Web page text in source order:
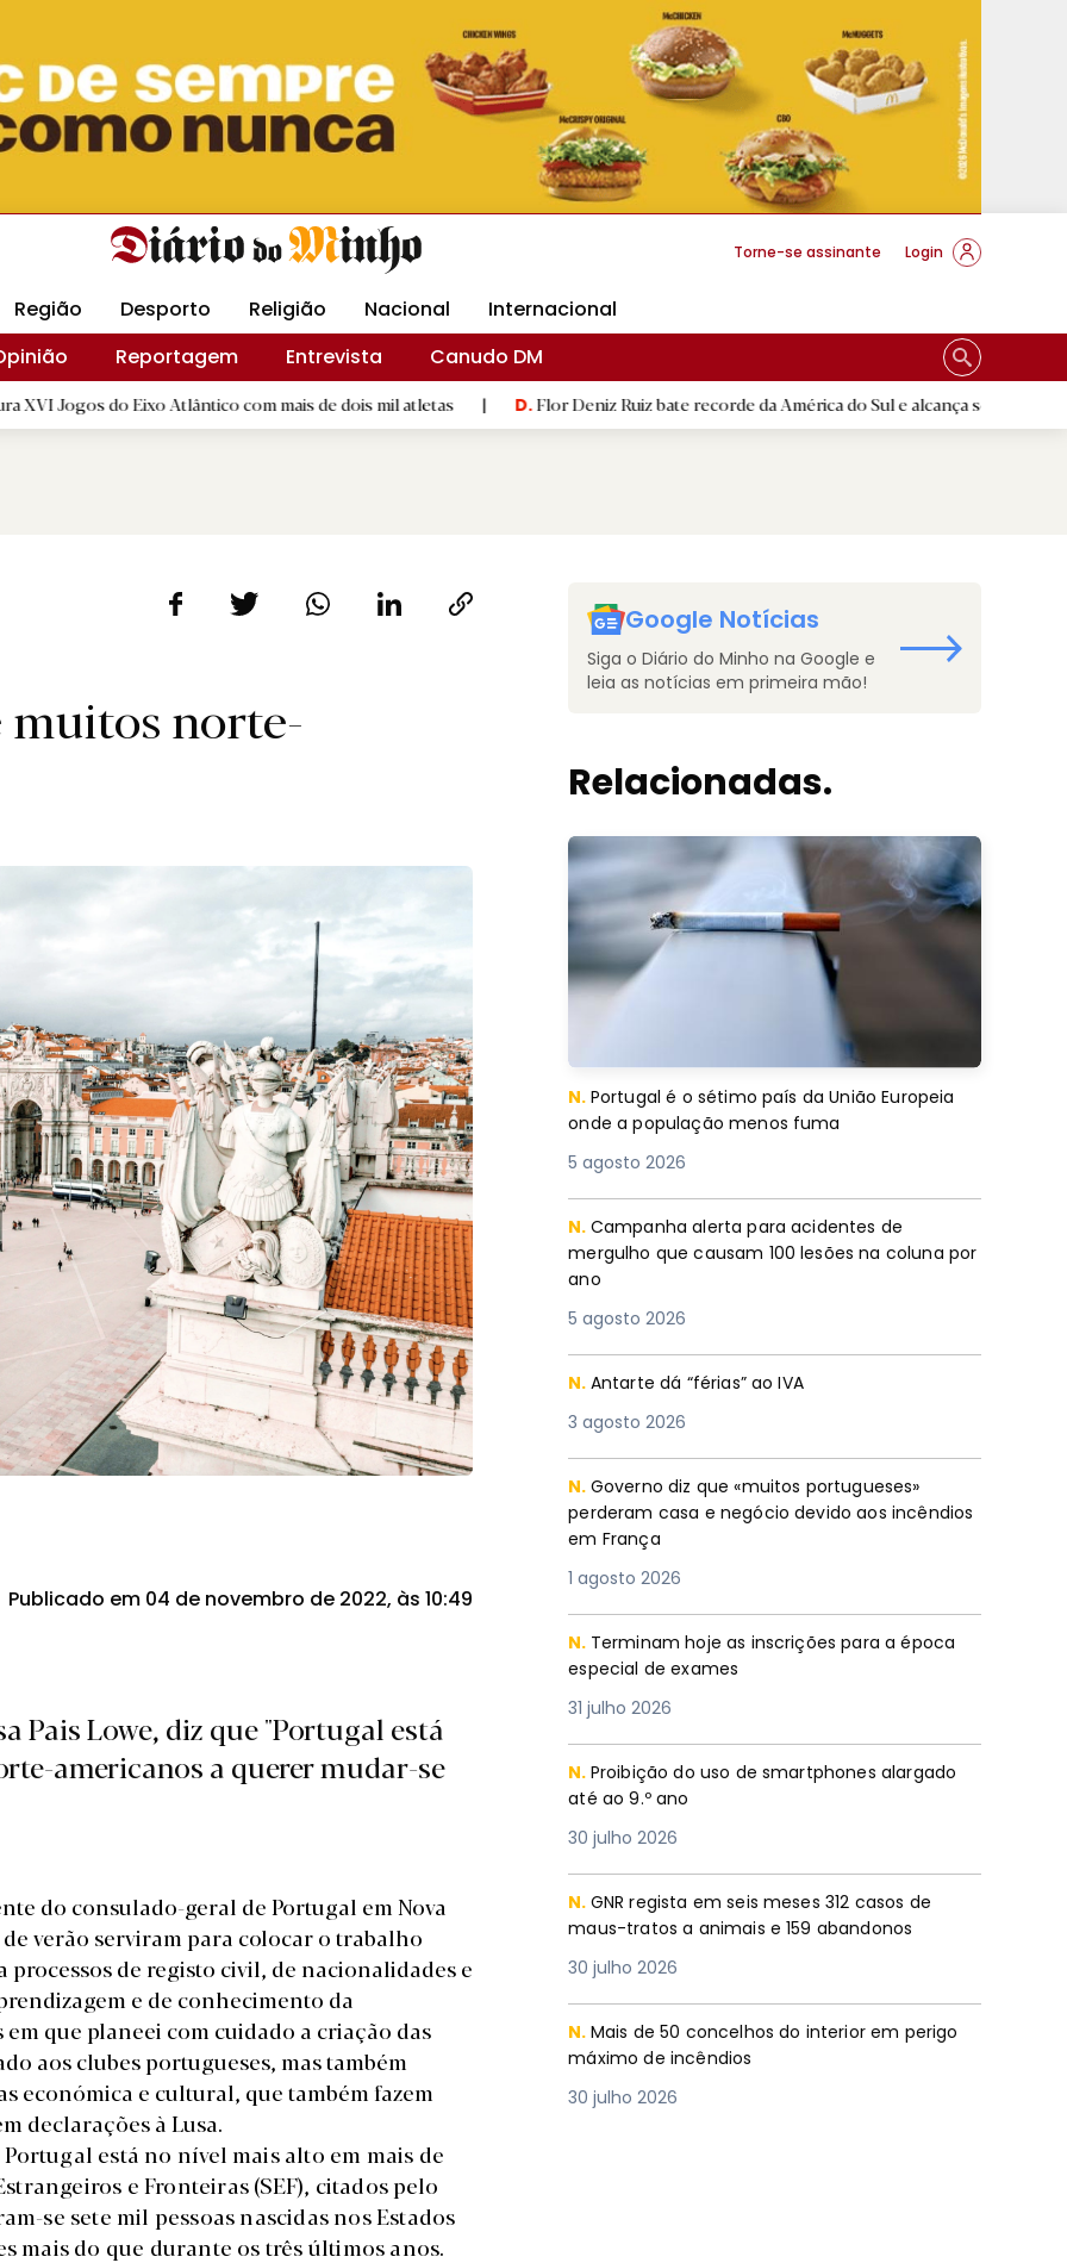
Revista Minha Gráfica DM Livraria DM Arquidiocese Braga
Torne-se assinante Login
Região Desporto Religião Nacional
Internacional
Reportagem Entrevista Canudo DM
Eixo Atlântico com mais de dois mil atletas | D.Flor Deniz Ruiz bate recorde da América do Sul e alcança segunda melhor marca
muitos norte-
Publicado em 04 de novembro de 2022, às 10:49
Pais Lowe, diz que "Portugal está
americanos a querer mudar-se
do consulado-geral de Portugal em Nova
verão serviram para colocar o trabalho
de registo civil, de nacionalidades e
e de conhecimento da
que planeei com cuidado a criação das
aos clubes portugueses, mas também
económica e cultural, que também fazem
declarações à Lusa.
está no nível mais alto em mais de
e Fronteiras (SEF), citados pelo
se sete mil pessoas nascidas nos Estados
mais do que durante os três últimos anos.
Google Notícias
Siga o Diário do Minho na Google e
leia as notícias em primeira mão!
Relacionadas.
N. Portugal é o sétimo país da União Europeia
onde a população menos fuma
5 agosto 2026
N. Campanha alerta para acidentes de
mergulho que causam 100 lesões na coluna por
ano
5 agosto 2026
N. Antarte dá “férias” ao IVA
3 agosto 2026
N. Governo diz que «muitos portugueses»
perderam casa e negócio devido aos incêndios
em França
1 agosto 2026
N. Terminam hoje as inscrições para a época
especial de exames
31 julho 2026
N. Proibição do uso de smartphones alargado
até ao 9.º ano
30 julho 2026
N. GNR regista em seis meses 312 casos de
maus-tratos a animais e 159 abandonos
30 julho 2026
N. Mais de 50 concelhos do interior em perigo
máximo de incêndios
30 julho 2026